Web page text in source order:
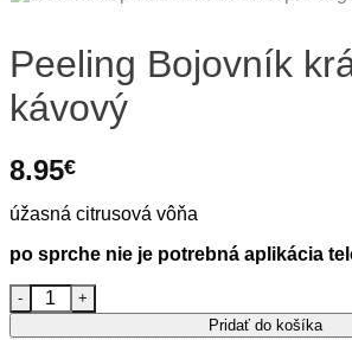
Peeling Bojovník
kávový
8.95€
úžasná citrusová vôňa
po sprche nie je potrebná aplikácia
množstvo Peeling Bojovník krásy kávový
Pridať do košíka